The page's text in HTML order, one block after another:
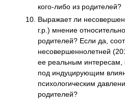
кого-либо из родителей?
Выражает ли
г.р.) мнение
родителей? Если да,
несовершеннолетней
ее реальным
под индуцирующим
психологическим
родителей?